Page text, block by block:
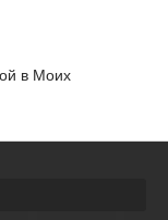
в Моих